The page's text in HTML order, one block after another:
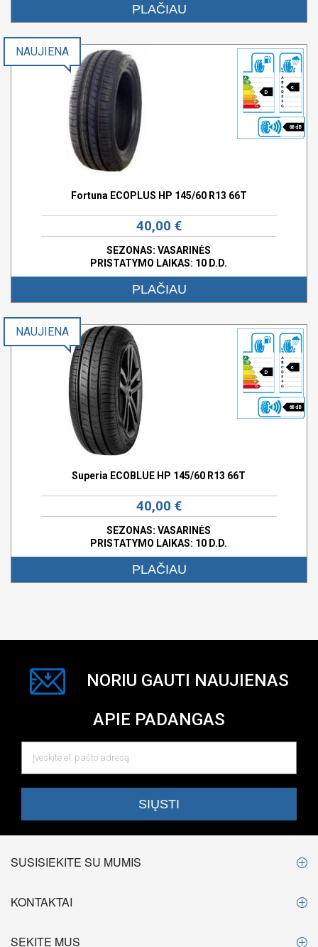
PLAČIAU
D
c
68 dB
NAUJIENA
Fortuna ECOPLUS HP 145/60 R13 66T
40,00 €
SEZONAS: VASARINĖS
PRISTATYMO LAIKAS: 10 D.D.
PLAČIAU
D
c
68 dB
NAUJIENA
Superia ECOBLUE HP 145/60 R13 66T
40,00 €
SEZONAS: VASARINĖS
PRISTATYMO LAIKAS: 10 D.D.
PLAČIAU
NORIU GAUTI NAUJIENAS
APIE PADANGAS
SUSISIEKITE SU MUMIS
KONTAKTAI
SEKITE MUS